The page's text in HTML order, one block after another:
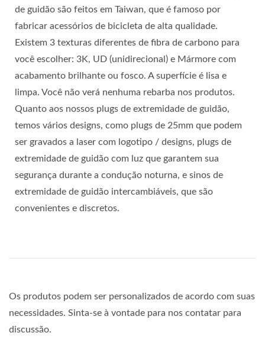
de guidão são feitos em Taiwan, que é famoso por
fabricar acessórios de bicicleta de alta qualidade.
Existem 3 texturas diferentes de fibra de carbono para
você escolher: 3K, UD (unidirecional) e Mármore com
acabamento brilhante ou fosco. A superfície é lisa e
limpa. Você não verá nenhuma rebarba nos produtos.
Quanto aos nossos plugs de extremidade de guidão,
temos vários designs, como plugs de 25mm que podem
ser gravados a laser com logotipo / designs, plugs de
extremidade de guidão com luz que garantem sua
segurança durante a condução noturna, e sinos de
extremidade de guidão intercambiáveis, que são
convenientes e discretos.
Os produtos podem ser personalizados de acordo com suas
necessidades. Sinta-se à vontade para nos contatar para
discussão.